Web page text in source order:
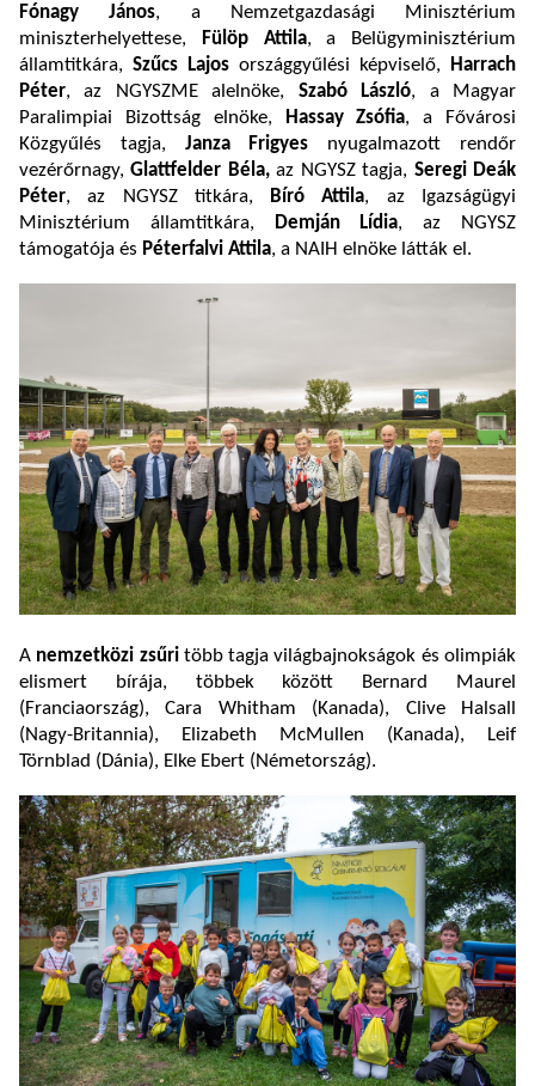
Fónagy János, a Nemzetgazdasági Minisztérium
miniszterhelyettese,
Fülöp Attila, a Belügyminisztérium
államtitkára, Szűcs Lajos országgyűlési képviselő,
Harrach
Péter, az NGYSZME alelnöke, Szabó László, a Magyar
Paralimpiai Bizottság elnöke,
Hassay Zsófia, a Fővárosi
Közgyűlés tagja, Janza Frigyes nyugalmazott rendőr
vezérőrnagy,Glattfelder Béla,az NGYSZ tagja, Seregi Deák
Péter, az NGYSZ titkára, Bíró Attila, az Igazságügyi
Minisztérium államtitkára, Demján Lídia, az NGYSZ
támogatója és Péterfalvi Attila, a NAIH elnöke látták el.
A nemzetközi zsűritöbb tagja világbajnokságok és olimpiák
elismert bírája, többek között Bernard Maurel
(Franciaország), Cara Whitham (Kanada), Clive Halsall
(Nagy-Britannia), Elizabeth McMullen (Kanada), Leif
Törnblad (Dánia), Elke Ebert (Németország).